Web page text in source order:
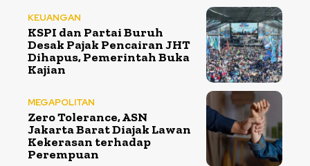
KEUANGAN
KSPI dan Partai Buruh
Desak Pajak Pencairan JHT
Dihapus, Pemerintah Buka
Kajian
MEGAPOLITAN
Zero Tolerance, ASN
Jakarta Barat Diajak Lawan
Kekerasan terhadap
Perempuan